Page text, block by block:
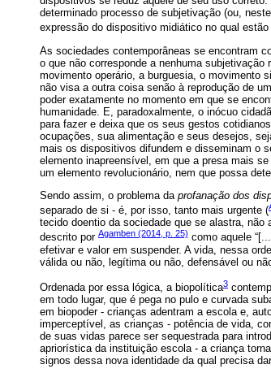
determinado processo de subjetivação (ou,
expressão do dispositivo midiático no qual
As sociedades contemporâneas se encontram
o que não corresponde a nenhuma
movimento operário, a burguesia, o movimento
não visa a outra coisa senão à reprodução de
poder exatamente no momento em que se
humanidade. E, paradoxalmente, o inócuo
para fazer e deixa que os seus gestos
ocupações, sua alimentação e seus desejos,
mais os dispositivos difundem e disseminam o
elemento inapreensível, em que a presa mais
um elemento revolucionário, nem que possa
Sendo assim, o problema da profanação dos
separado de si - é, por isso, tanto mais urgente (
tecido doentio da sociedade que se alastra, não
descrito por Agamben (2014, p. 25) como aquele
efetivar e valor em suspender. A vida, nessa
válida ou não, legítima ou não, defensável ou
Ordenada por essa lógica, a biopolítica3
em todo lugar, que é pega no pulo e curvada
em biopoder - crianças adentram a escola e,
imperceptível, as crianças - potência de vida,
de suas vidas parece ser sequestrada para
apriorística da instituição escola - a criança
signos dessa nova identidade da qual precisa